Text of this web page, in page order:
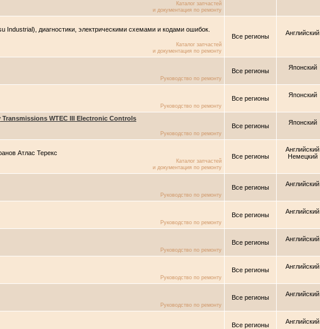
Каталог запчастей
и документация по ремонту
Industrial), диагностики, электрическими схемами и кодами ошибок.
Каталог запчастей
и документация по ремонту
Все регионы Английский
Руководство по ремонту
Все регионы Японский
Руководство по ремонту
Все регионы Японский
WTEC III Electronic Controls
Руководство по ремонту
Все регионы Японский
Атлас Терекс
Каталог запчастей
и документация по ремонту
Все регионы
Английский
Немецкий
Руководство по ремонту
Все регионы Английский
Руководство по ремонту
Все регионы Английский
Руководство по ремонту
Все регионы Английский
Руководство по ремонту
Все регионы Английский
Руководство по ремонту
Все регионы Английский
Все регионы Английский